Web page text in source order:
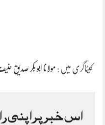
کیٹاگری میں : مولانا ابو بکر صدیق
اس خبر پر اپنی